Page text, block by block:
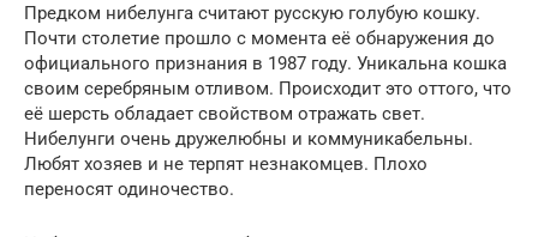
Предком нибелунга считают русскую голубую кошку.
Почти столетие прошло с момента её обнаружения до
официального признания в 1987 году. Уникальна кошка
своим серебряным отливом. Происходит это оттого, что
её шерсть обладает свойством отражать свет.
Нибелунги очень дружелюбны и коммуникабельны.
Любят хозяев и не терпят незнакомцев. Плохо
переносят одиночество.